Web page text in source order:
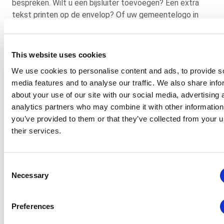
This website uses cookies
We use cookies to personalise content and ads, to provide
media features and to analyse our traffic. We also share
about your use of our site with our social media, advertising
analytics partners who may combine it with other
you’ve provided to them or that they’ve collected from your
their services.
Selection
Necessary
Preferences
bespreken. Wilt u een bijsluiter toevoegen? Een extra
tekst printen op de envelop? Of uw gemeentelogo in
mogen worden.
Naast de verkiezingspost helpen wij u uw stemlokalen in
te richten. Wij hebben een uitgebreid aanbod aan
materialen, van stemhokje tot stembussen. Extra
drukwerk nodig op de verkiezingsdag? Wij leveren u
kandidatenlijsten op posterformaat, in braille of
gesproken en posters met het stemgedrag. Ten slotte
En voor alles geldt: u bepaalt of u gebruik wilt maken van
een totaalpakket of één of meerdere onderdelen.
Zorgvuldig en volgens richtlijnen